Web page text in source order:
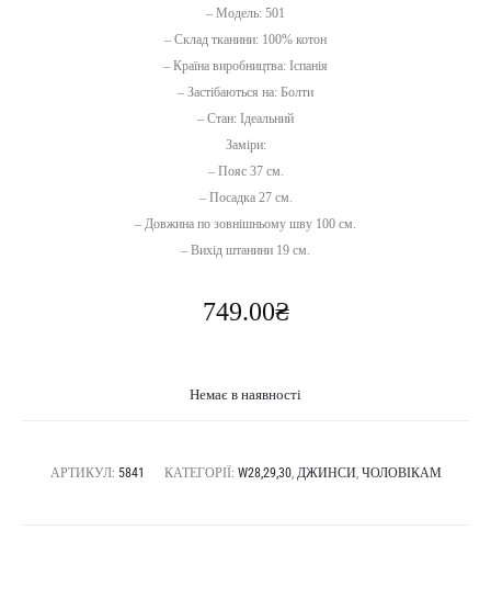
– Модель: 501
– Склад тканини: 100% котон
– Країна виробництва: Іспанія
– Застібаються на: Болти
– Стан: Ідеальний
Заміри:
– Пояс 37 см.
– Посадка 27 см.
– Довжина по зовнішньому шву 100 см.
– Вихід штанини 19 см.
749.00₴
Немає в наявності
АРТИКУЛ: 5841 КАТЕГОРІЇ: W28,29,30, ДЖИНСИ, ЧОЛОВІКАМ